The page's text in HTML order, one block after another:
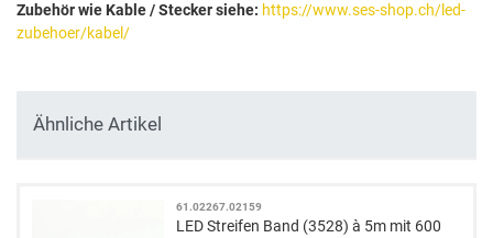
Zubehör wie Kable / Stecker siehe: https://www.ses-shop.ch/led-
zubehoer/kabel/
Ähnliche Artikel
61.02267.02159
LED Streifen Band (3528) à 5m mit 600